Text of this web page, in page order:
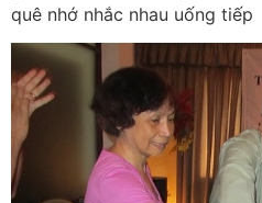
quê nhớ nhắc nhau uống tiếp